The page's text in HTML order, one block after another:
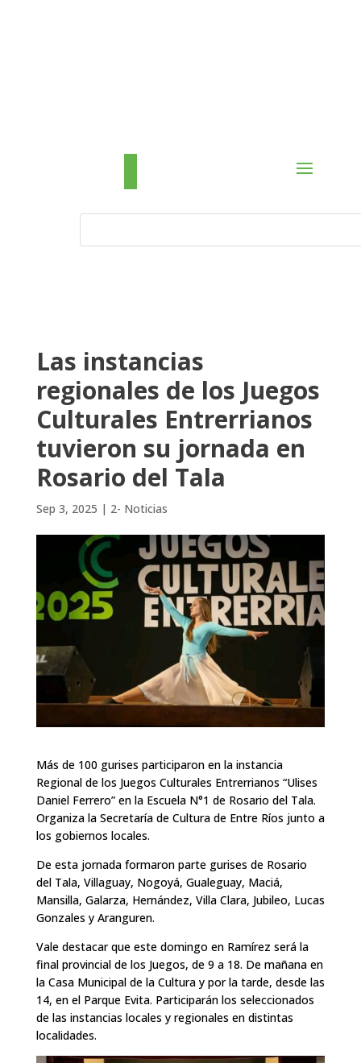
Las instancias
regionales de los Juegos
Culturales Entrerrianos
tuvieron su jornada en
Rosario del Tala
Sep 3, 2025 | 2- Noticias
Más de 100 gurises participaron en la instancia
Regional de los Juegos Culturales Entrerrianos “Ulises
Daniel Ferrero” en la Escuela N°1 de Rosario del Tala.
Organiza la Secretaría de Cultura de Entre Ríos junto a
los gobiernos locales.
De esta jornada formaron parte gurises de Rosario
del Tala, Villaguay, Nogoyá, Gualeguay, Maciá,
Mansilla, Galarza, Hernández, Villa Clara, Jubileo, Lucas
Gonzales y Aranguren.
Vale destacar que este domingo en Ramírez será la
final provincial de los Juegos, de 9 a 18. De mañana en
la Casa Municipal de la Cultura y por la tarde, desde las
14, en el Parque Evita. Participarán los seleccionados
de las instancias locales y regionales en distintas
localidades.